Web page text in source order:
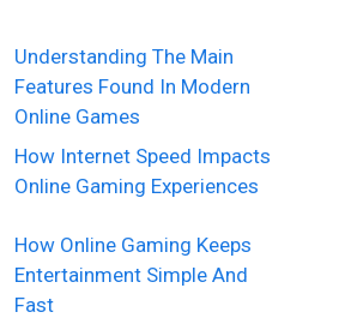
Understanding The Main
Features Found In Modern
Online Games
How Internet Speed Impacts
Online Gaming Experiences
How Online Gaming Keeps
Entertainment Simple And
Fast